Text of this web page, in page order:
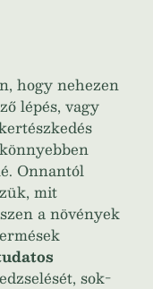
hogy nehezen
lépés, vagy
Onnantól
mit
a növények
sok-